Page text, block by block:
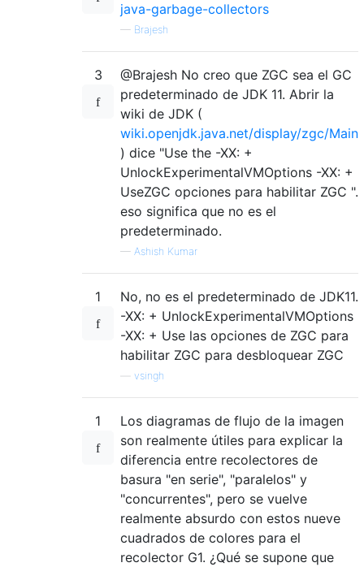
java-garbage-collectors
— Brajesh
3
@Brajesh No creo que ZGC sea el GC
predeterminado de JDK 11. Abrir la
wiki de JDK (
wiki.openjdk.java.net/display/zgc/Main
) dice "Use the -XX: +
UnlockExperimentalVMOptions -XX: +
UseZGC opciones para habilitar ZGC ".
eso significa que no es el
predeterminado.
— Ashish Kumar
1
No, no es el predeterminado de JDK11.
-XX: + UnlockExperimentalVMOptions
-XX: + Use las opciones de ZGC para
habilitar ZGC para desbloquear ZGC
vsingh
1
Los diagramas de flujo de la imagen
son realmente útiles para explicar la
diferencia entre recolectores de
basura "en serie", "paralelos" y
"concurrentes", pero se vuelve
realmente absurdo con estos nueve
cuadrados de colores para el
recolector G1. ¿Qué se supone que